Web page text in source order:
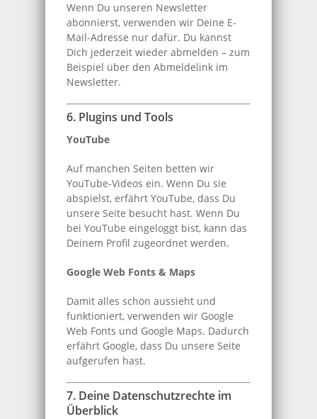
Wenn Du unseren Newsletter
abonnierst, verwenden wir Deine E-
Mail-Adresse nur dafür. Du kannst
Dich jederzeit wieder abmelden – zum
Beispiel über den Abmeldelink im
Newsletter.
6. Plugins und Tools
YouTube
Auf manchen Seiten betten wir
YouTube-Videos ein. Wenn Du sie
abspielst, erfährt YouTube, dass Du
unsere Seite besucht hast. Wenn Du
bei YouTube eingeloggt bist, kann das
Deinem Profil zugeordnet werden.
Google Web Fonts & Maps
Damit alles schön aussieht und
funktioniert, verwenden wir Google
Web Fonts und Google Maps. Dadurch
erfährt Google, dass Du unsere Seite
aufgerufen hast.
7. Deine Datenschutzrechte im
Überblick